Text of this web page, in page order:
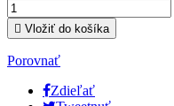
 Vložiť do košíka
Porovnať
Zdieľať